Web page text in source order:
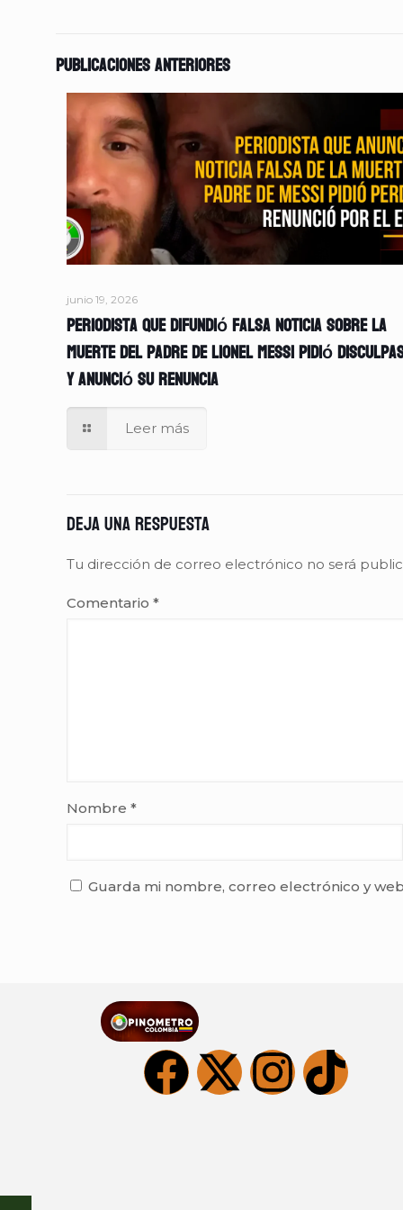
Publicaciones anteriores
junio 19, 2026
Periodista que difundió falsa noticia sobre la
muerte del padre de Lionel Messi pidió
y anunció su renuncia
Leer más
Deja una respuesta
Tu dirección de correo electrónico no será
Comentario *
Nombre *
Guarda mi nombre, correo electrónico y